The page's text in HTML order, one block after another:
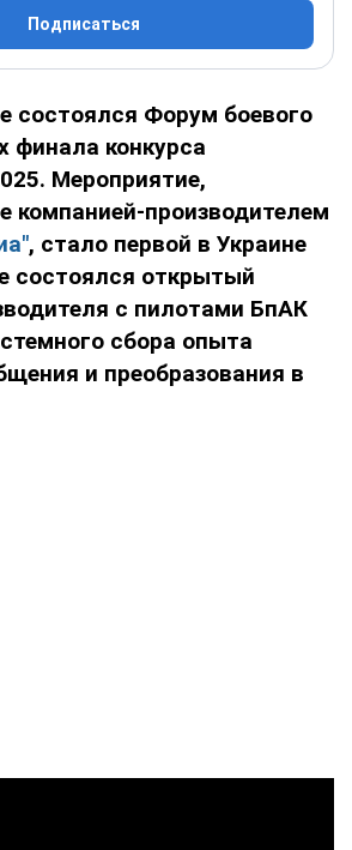
Подписаться
состоялся Форум боевого
финала конкурса
Мероприятие,
компанией-производителем
, стало первой в Украине
состоялся открытый
с пилотами БпАК
сбора опыта
и преобразования в